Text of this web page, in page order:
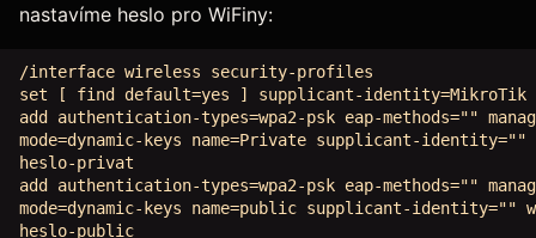
nastavíme heslo pro WiFiny:
/interface wireless security-profiles
set [ find default=yes ] supplicant-identity=MikroTik
add authentication-types=wpa2-psk eap-methods=""
mode=dynamic-keys name=Private supplicant-identity=""
heslo-privat
add authentication-types=wpa2-psk eap-methods=""
mode=dynamic-keys name=public supplicant-identity=""